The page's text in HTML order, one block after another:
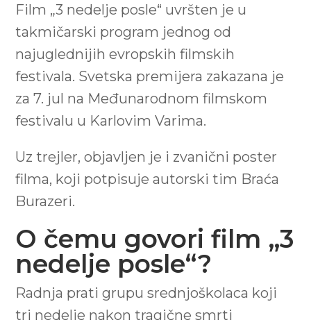
Film „3 nedelje posle“ uvršten je u
takmičarski program jednog od
najuglednijih evropskih filmskih
festivala. Svetska premijera zakazana je
za 7. jul na Međunarodnom filmskom
festivalu u Karlovim Varima.
Uz trejler, objavljen je i zvanični poster
filma, koji potpisuje autorski tim Braća
Burazeri.
O čemu govori film „3
nedelje posle“?
Radnja prati grupu srednjoškolaca koji
tri nedelje nakon tragične smrti